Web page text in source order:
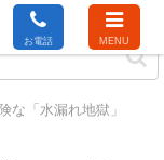
な「水漏れ地獄」
お電話 MENU